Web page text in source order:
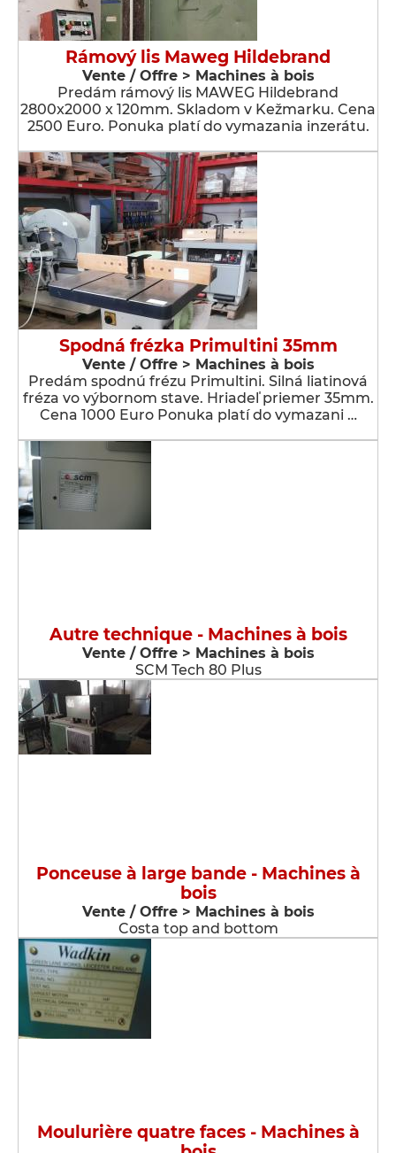
Rámový lis Maweg Hildebrand
Vente / Offre > Machines à bois
Predám rámový lis MAWEG Hildebrand
2800x2000 x 120mm. Skladom v Kežmarku. Cena
2500 Euro. Ponuka platí do vymazania inzerátu.
Spodná frézka Primultini 35mm
Vente / Offre > Machines à bois
Predám spodnú frézu Primultini. Silná liatinová
fréza vo výbornom stave. Hriadeľ priemer 35mm.
Cena 1000 Euro Ponuka platí do vymazani …
Autre technique - Machines à bois
Vente / Offre > Machines à bois
SCM Tech 80 Plus
Ponceuse à large bande - Machines à
bois
Vente / Offre > Machines à bois
Costa top and bottom
Moulurière quatre faces - Machines à